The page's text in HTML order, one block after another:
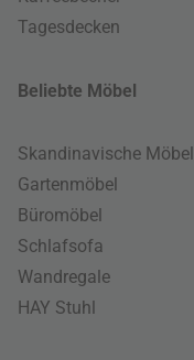
Tagesdecken
Beliebte Möbel
Skandinavische Möbel
Gartenmöbel
Büromöbel
Schlafsofa
Wandregale
HAY Stuhl